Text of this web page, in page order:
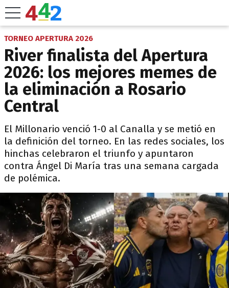
TORNEO APERTURA 2026
River finalista del Apertura
2026: los mejores memes de
la eliminación a Rosario
Central
El Millonario venció 1-0 al Canalla y se metió en
la definición del torneo. En las redes sociales, los
hinchas celebraron el triunfo y apuntaron
contra Ángel Di María tras una semana cargada
de polémica.